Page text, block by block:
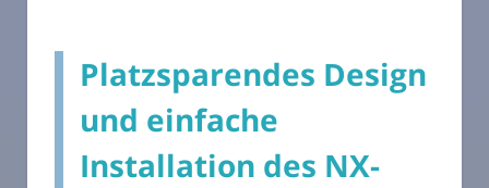
Platzsparendes Design
und einfache
Installation des NX-